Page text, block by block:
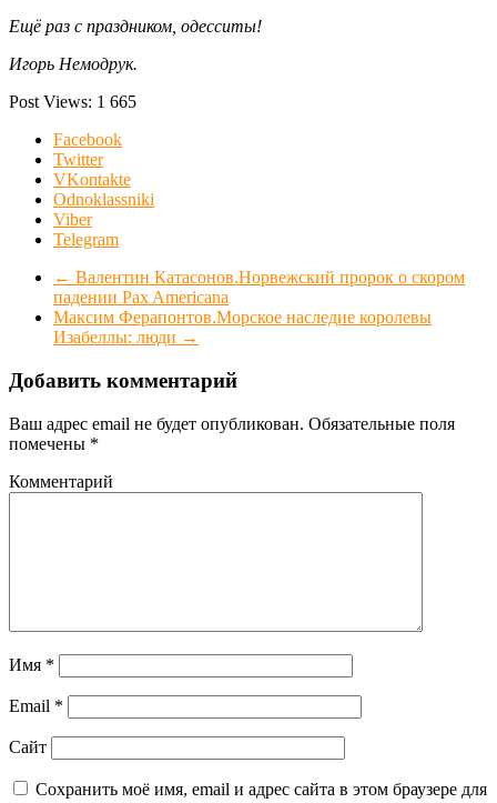
Ещё раз с праздником, одесситы!
Игорь Немодрук.
Post Views: 1 665
Facebook
Twitter
VKontakte
Odnoklassniki
Viber
Telegram
← Валентин Катасонов.Норвежский пророк о скором
падении Pax Americana
Максим Ферапонтов.Морское наследие королевы
Изабеллы: люди →
Добавить комментарий
Ваш адрес email не будет опубликован. Обязательные поля
помечены *
Комментарий
Имя *
Email *
Сайт
Сохранить моё имя, email и адрес сайта в этом браузере для